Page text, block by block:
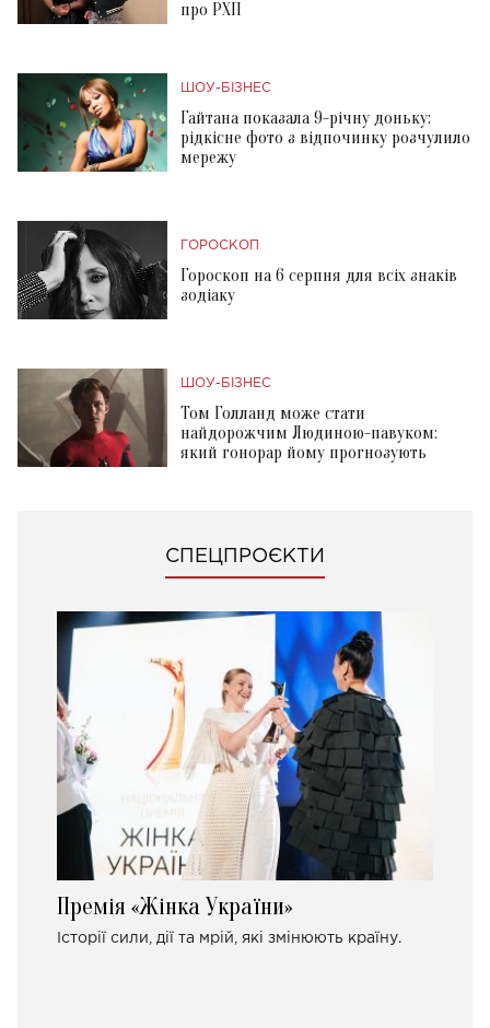
про РХП
ШОУ-БІЗНЕС
Гайтана показала 9-річну доньку:
рідкісне фото з відпочинку розчулило
мережу
ГОРОСКОП
Гороскоп на 6 серпня для всіх знаків
зодіаку
ШОУ-БІЗНЕС
Том Голланд може стати
найдорожчим Людиною-павуком:
який гонорар йому прогнозують
СПЕЦПРОЄКТИ
Премія «Жінка України»
Історії сили, дії та мрій, які змінюють країну.